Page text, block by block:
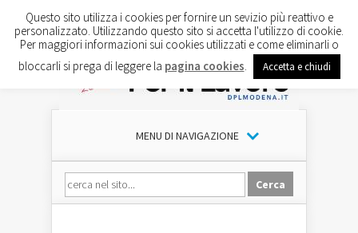
MENU DI NAVIGAZIONE
Questo sito utilizza i cookies per fornire un sevizio più reattivo e
personalizzato. Utilizzando questo sito si accetta l'utilizzo di cookie.
Per maggiori informazioni sui cookies utilizzati e come eliminarli o
bloccarli si prega di leggere la pagina cookies Accetta e chiudi